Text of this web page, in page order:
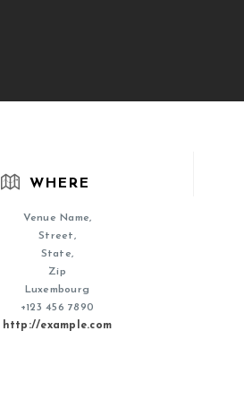
WHERE
Venue Name,
Street,
State,
Zip
Luxembourg
+123 456 7890
http://example.com